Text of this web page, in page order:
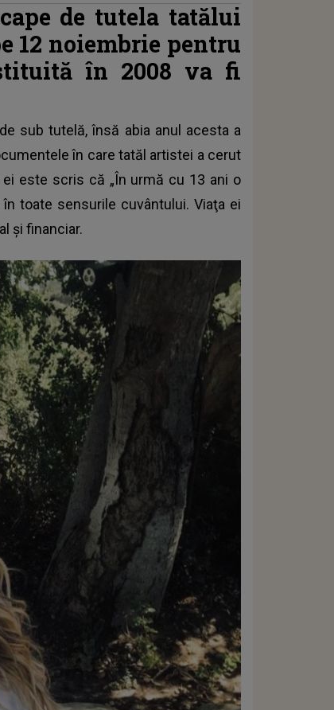
de tutela tatălui
12 noiembrie pentru
în 2008 va fi
sub tutelă, însă abia anul acesta a
în care tatăl artistei a cerut
ei este scris că „În urmă cu 13 ani o
toate sensurile cuvântului. Viaţa ei
şi financiar.